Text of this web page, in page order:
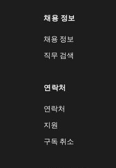
채용 정보
채용 정보
직무 검색
연락처
연락처
지원
구독 취소